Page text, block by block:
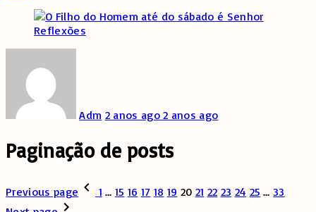
Share
Reflexões
Adm 2 anos ago2 anos ago
Paginação de posts
Previous page 1 … 15 16 17 18 19 20 21 22 23 24 25 … 33